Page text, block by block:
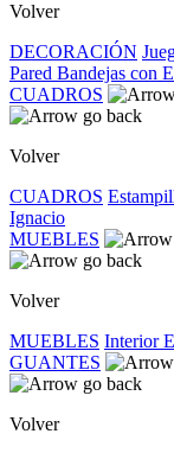
Volver
DECORACIÓN
Pared Bandejas con
CUADROS
Volver
CUADROS
Ignacio
MUEBLES
Volver
MUEBLES Interior
GUANTES
Volver